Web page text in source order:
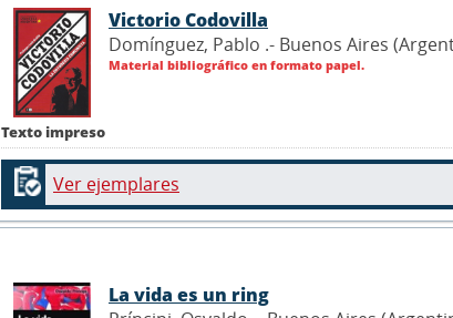
Texto impreso
Victorio Codovilla
Domínguez, Pablo .- Buenos Aires
Material bibliográfico en formato papel.
Ver ejemplares
La vida es un ring